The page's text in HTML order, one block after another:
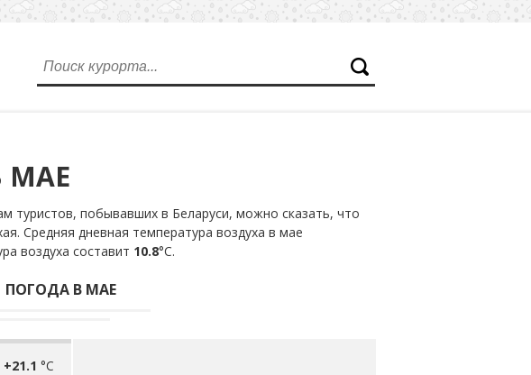
МАЕ
туристов, побывавших в Беларуси, можно сказать, что
Средняя дневная температура воздуха в мае
воздуха составит 10.8°С.
ПОГОДА В МАЕ
+21.1 °C